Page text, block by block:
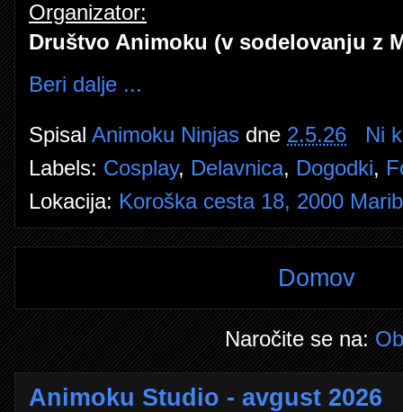
Organizator:
Društvo Animoku (v sodelovanju z
Beri dalje ...
Spisal Animoku Ninjas dne 2.5.26
Ni
Labels: Cosplay, Delavnica, Dogodki,
Lokacija: Koroška cesta 18, 2000
Domov
Naročite se na:
Animoku Studio - avgust 2026